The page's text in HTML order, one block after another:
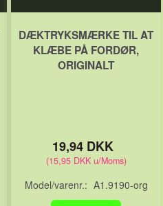
DÆKTRYKSMÆRKE TIL AT
KLÆBE PÅ FORDØR,
ORIGINALT
19,94 DKK
(15,95 DKKu/Moms)
Model/varenr.: A1.9190-org